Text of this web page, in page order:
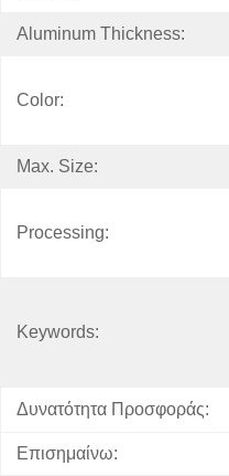
Aluminum Thickness:
Color:
Max. Size:
Processing:
Keywords:
Δυνατότητα Προσφοράς:
Επισημαίνω: